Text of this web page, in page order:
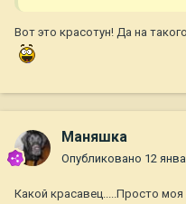
Вот это красотун! Да на
Маняшка
Опубликовано 12
Какой красавец.....Просто